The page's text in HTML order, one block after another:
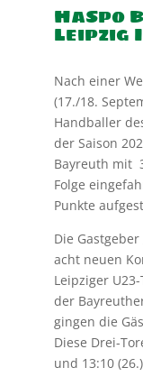
HaSpo
Leipzig
Nach einer
(17./18.
Handballer
der Saison
Bayreuth mit
Folge
Punkte
Die
acht neuen
Leipziger
der
gingen die
Diese Drei-
und 13:10